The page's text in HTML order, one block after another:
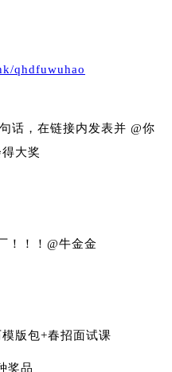
qhdfuwuhao
话，在链接内发表并 @你
大奖
！！！@牛金金
版包+春招面试课
奖品